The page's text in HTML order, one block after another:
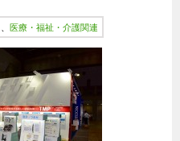
医療・福祉・介護関連